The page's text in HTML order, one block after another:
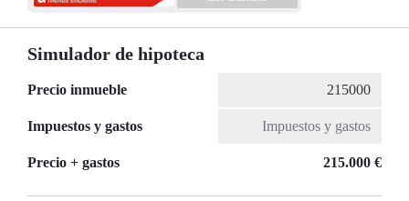
Simulador de hipoteca
Precio inmueble
Impuestos y gastos
Precio + gastos 215.000 €